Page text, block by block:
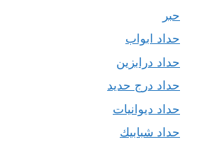
حبر
حداد ابواب
حداد درابزين
حداد درج حديد
حداد ديوانيات
حداد شبابيك